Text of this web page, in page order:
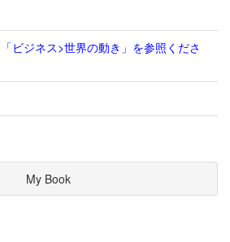
ビジネス>世界の動き」を参照くださ
My Book